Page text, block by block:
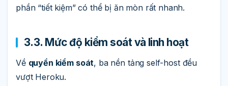
phần “tiết kiệm” có thể bị ăn mòn rất nhanh.
3.3. Mức độ kiểm soát và linh hoạt
Về quyền kiểm soát, ba nền tảng self-host đều
vượt Heroku.